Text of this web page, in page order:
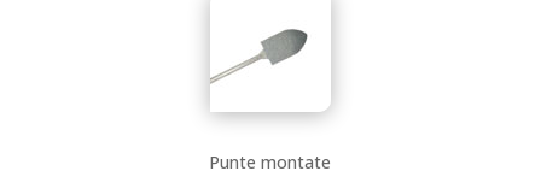
Punte montate